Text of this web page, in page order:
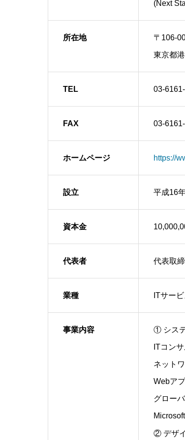
(Next
所在地 〒106-
東京都
TEL 03-
FAX 03-
ホームページ https://
設立 平成16
資本金
代表者 代表取
業種 ITサー
事業内容 ① シス
ITコン
ネット
Webア
グロー
② デザ